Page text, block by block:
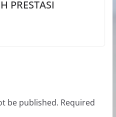
PRESTASI
be published. Required